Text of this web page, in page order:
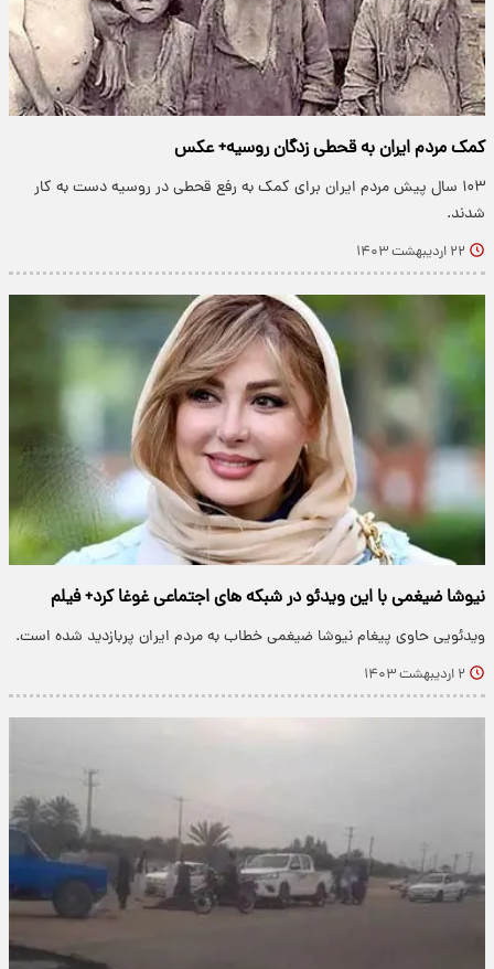
کمک مردم ایران به قحطی زدگان روسیه+ عکس
۱۰۳ سال پیش مردم ایران برای کمک به رفع قحطی در روسیه دست به کار
شدند.
۲۲ اردیبهشت ۱۴۰۳
نیوشا ضیغمی با این ویدئو در شبکه های اجتماعی غوغا کرد+ فیلم
ویدئویی حاوی پیغام نیوشا ضیغمی خطاب به مردم ایران پربازدید شده است.
۲ اردیبهشت ۱۴۰۳